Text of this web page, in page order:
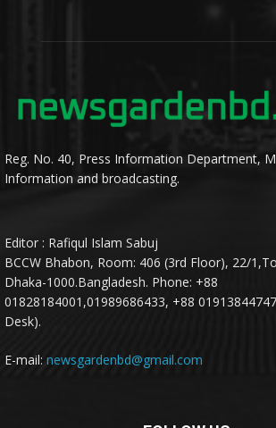
Reg. No. 40, Press Information Department,
Information and broadcasting.
Editor : Rafiqul Islam Sabuj
BCCW Bhabon, Room: 406 (3rd Floor), 22/
Dhaka-1000.Bangladesh. Phone: +88
01828184001,01989686433, +88
Desk).
E-mail: newsgardenbd@gmail.com